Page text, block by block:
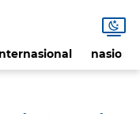
nasional